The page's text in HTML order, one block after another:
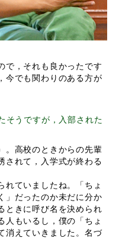
で，それも良かったです
今でも関わりのある方が
そうですが，入部された
高校のときからの先輩
されて，入学式が終わる
れていましたね。「ちょ
」だったのか未だに分か
ときに呼び名を決められ
人もいるし，僕の「ちょ
消えていきました。名づ